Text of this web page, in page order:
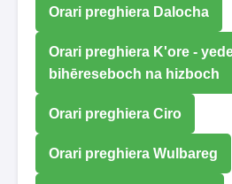
Orari preghiera Dalocha
Orari preghiera K'ore -
bihēreseboch na hizboch
Orari preghiera Ciro
Orari preghiera Wulbareg